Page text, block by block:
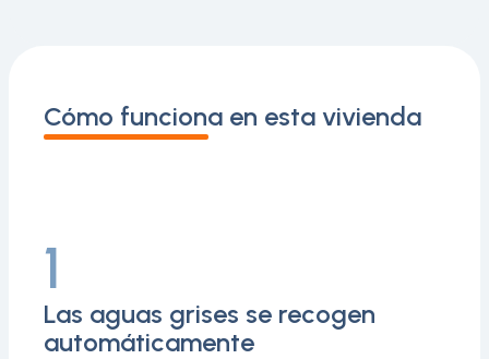
Cómo funciona en esta vivienda
1
Las aguas grises se recogen
automáticamente